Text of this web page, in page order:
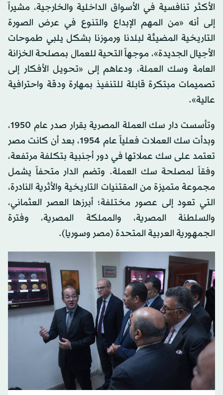
الأكثر تنافسية في الأسواق الداخلية والخارجية، مشيراً
إلى أنه «من المهم الإبداع والتنوع في عرض الصورة
التاريخية المضيئة لبلدنا ورموزنا بشكل يلبي طموحات
الأجيال الجديدة»، موجهاً التحية للعمال بمصلحة الخزانة
العامة وسك العملة، ودعاهم إلى «تحويل الأفكار إلى
تصميمات مبتكرة قابلة للتنفيذ بمهارة ودقة واحترافية
عالية».
وتأسست دار سك العملة المصرية بقرار صدر عام 1950،
وبدأت سك العملات فعلياً عام 1954، بعد أن كانت مصر
تعتمد على سك عملاتها في دور أجنبية بتكلفة مرتفعة،
وفقاً لمصلحة سك العملة. وتضم الدار متحفاً يشمل
مجموعة متميزة من المقتنيات التاريخية والأثرية النادرة،
التي تعود إلى عصور مختلفة؛ أبرزها العصر العثماني،
والسلطنة المصرية، والمملكة المصرية، وفترة
الجمهورية العربية المتحدة (مصر وسوريا).